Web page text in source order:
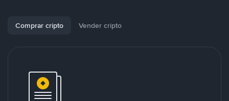
Comprar cripto Vender cripto